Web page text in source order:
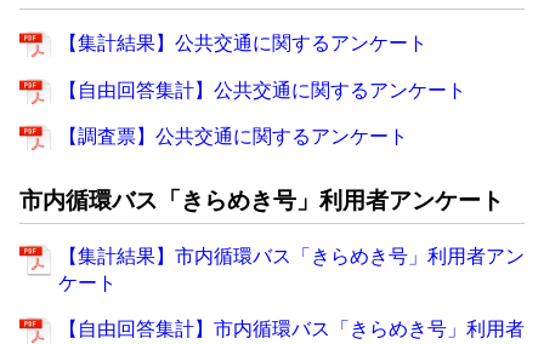
【集計結果】公共交通に関するアンケート
【自由回答集計】公共交通に関するアンケート
【調査票】公共交通に関するアンケート
市内循環バス「きらめき号」利用者アンケート
【集計結果】市内循環バス「きらめき号」利用者アン
ケート
【自由回答集計】市内循環バス「きらめき号」利用者